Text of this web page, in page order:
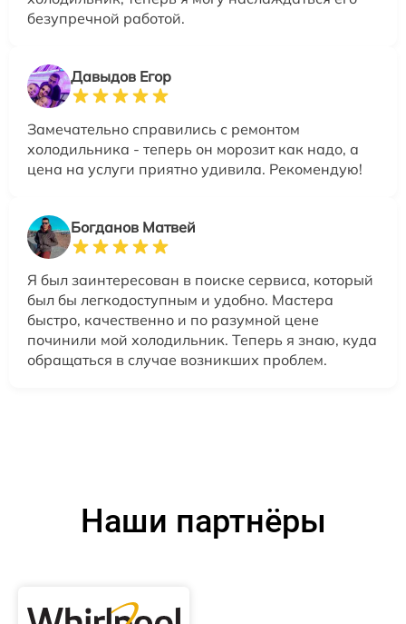
безупречной работой.
Давыдов Егор
Замечательно справились с ремонтом
холодильника - теперь он морозит как надо, а
цена на услуги приятно удивила. Рекомендую!
Богданов Матвей
Я был заинтересован в поиске сервиса, который
был бы легкодоступным и удобно. Мастера
быстро, качественно и по разумной цене
починили мой холодильник. Теперь я знаю, куда
обращаться в случае возникших проблем.
Наши партнёры